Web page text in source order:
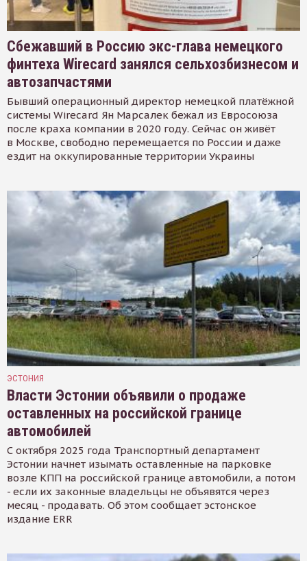
Сбежавший в Россию экс-глава немецкого
финтеха Wirecard занялся сельхозбизнесом и
автозапчастями
Бывший операционный директор немецкой платёжной
системы Wirecard Ян Марсалек бежал из Евросоюза
после краха компании в 2020 году. Сейчас он живёт
в Москве, свободно перемещается по России и даже
ездит на оккупированные территории Украины
ЭСТОНИЯ
Власти Эстонии объявили о продаже
оставленных на российской границе
автомобилей
С октября 2025 года Транспортный департамент
Эстонии начнет изымать оставленные на парковке
возле КПП на российской границе автомобили, а потом
- если их законные владельцы не объявятся через
месяц - продавать. Об этом сообщает эстонское
издание ERR